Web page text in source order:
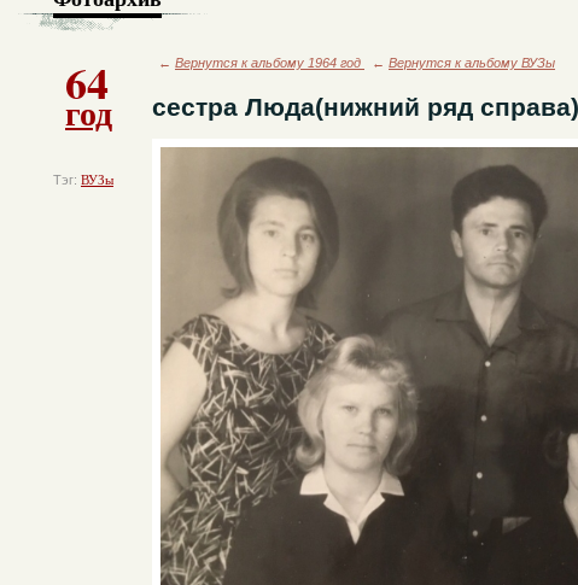
64
год
Тэг: ВУЗы
← Вернутся к альбому 1964 год ← Вернутся к альбому ВУЗы
сестра Люда(нижний ряд справа)